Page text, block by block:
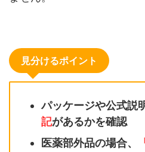
見分けるポイント
パッケージや公式説
記があるかを確認
医薬部外品の場合、